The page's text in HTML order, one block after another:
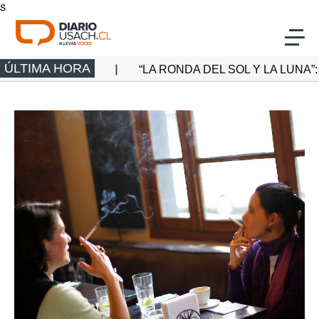
s
Click acá para ir directamente al contenido
ÚLTIMA HORA
EN LA LUNA “LA RONDA DEL SOL Y LA LUNA”:
Actualidad
Investigación
Cultura
Deporte
Multimedia
Programas Radio Usach
Programas Santiago TV